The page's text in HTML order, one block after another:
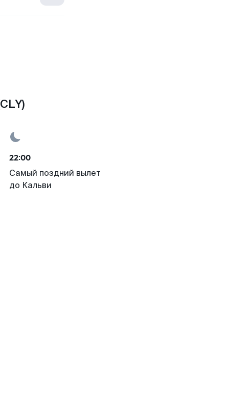
22:00
Самый поздний вылет
до Кальви